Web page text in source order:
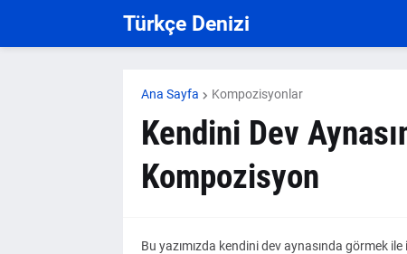
Türkçe Denizi
Ana Sayfa Kompozisyonlar
Kendini Dev
Kompozisyon
Bu yazımızda kendini dev aynasında görmek